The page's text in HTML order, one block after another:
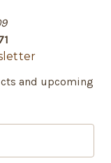
and upcoming